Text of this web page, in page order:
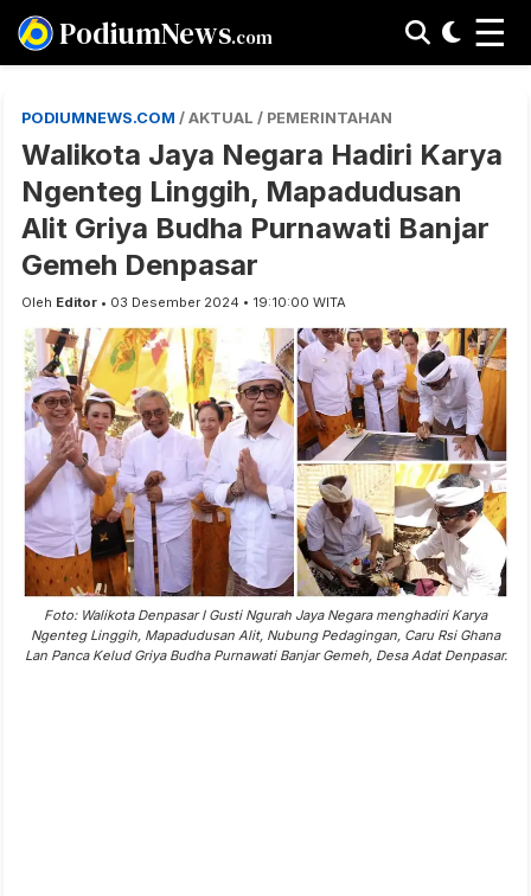
PodiumNews.com ☰
PODIUMNEWS.COM / AKTUAL / PEMERINTAHAN
Walikota Jaya Negara Hadiri Karya
Ngenteg Linggih, Mapadudusan
Alit Griya Budha Purnawati Banjar
Gemeh Denpasar
Oleh Editor • 03 Desember 2024 • 19:10:00 WITA
Foto: Walikota Denpasar I Gusti Ngurah Jaya Negara menghadiri Karya
Ngenteg Linggih, Mapadudusan Alit, Nubung Pedagingan, Caru Rsi Ghana
Lan Panca Kelud Griya Budha Purnawati Banjar Gemeh, Desa Adat Denpasar.